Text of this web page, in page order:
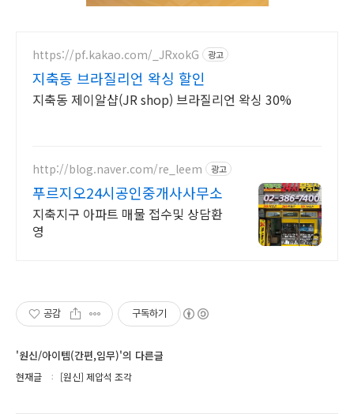
https://pf.kakao.com/_JRxokG 광고
지축동 브라질리언 왁싱 할인
지축동 제이알샵(JR shop) 브라질리언 왁싱 30%
http://blog.naver.com/re_leem 광고
푸르지오24시공인중개사사무소
지축지구 아파트 매물 접수및 상담환
영
공감 구독하기
'원신/아이템(간편,임무)'의 다른글
현재글 [원신] 제압석 조각